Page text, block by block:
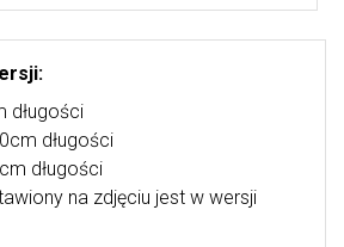
długości
długości
długości
na zdjęciu jest w wersji